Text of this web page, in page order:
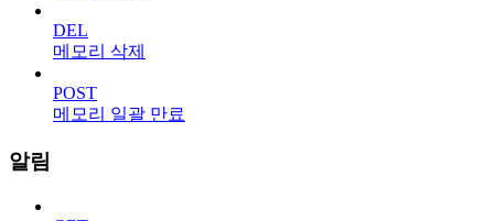
DEL
메모리 삭제
POST
메모리 일괄 만료
알림